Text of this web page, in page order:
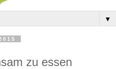
▼
zu essen